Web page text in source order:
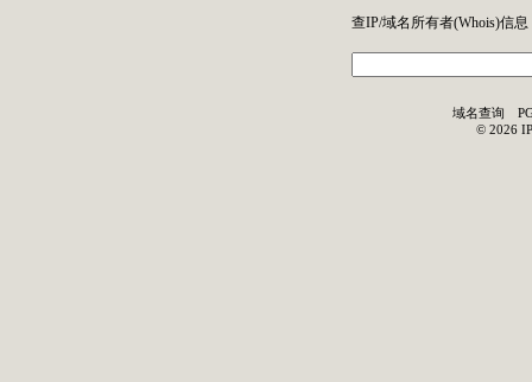
查IP/域名所有者(Whois)信息
域名查询
© 2026